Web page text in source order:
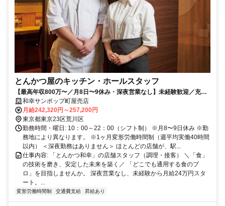
とんかつ屋のキッチン・ホールスタッフ
【最高年収800万〜／月8日〜9休み・深夜営業なし】未経験歓迎／充実
研修／定着率9割超／60年以上の黒字！安定系企業！
和幸サンポップ町屋売店
月給242,320円～257,200円
東京都東京23区荒川区
勤務時間・曜日: 10：00～22：00（シフト制） ※月8〜9日休み ※勤
務地により異なります。 ※1ヶ月変形労働時間制（週平均実働40時間
以内） ＜深夜勤務はありません＞ ほとんどの店舗が、駅...
仕事内容: 「とんかつ和幸」の店舗スタッフ（調理・接客） ＼「食」
の技術を磨き、安定した未来を築く／ 「どこでも通用する食のプ
ロ」を目指しませんか。 深夜営業なし、未経験から月給24万円スタ
ート。...
変形労働時間制 交通費支給 昇給あり